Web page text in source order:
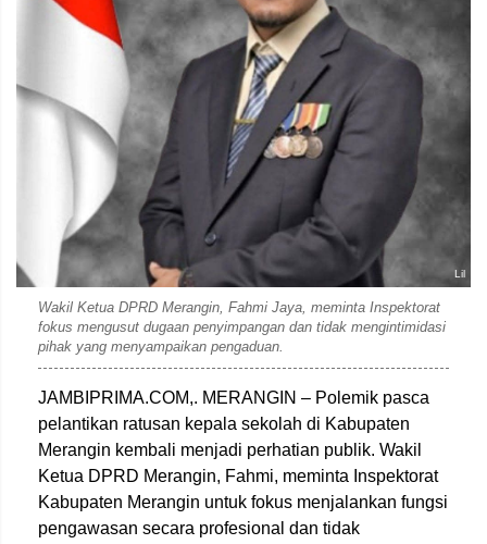
Lil
Wakil Ketua DPRD Merangin, Fahmi Jaya, meminta Inspektorat
fokus mengusut dugaan penyimpangan dan tidak mengintimidasi
pihak yang menyampaikan pengaduan.
JAMBIPRIMA.COM,. MERANGIN – Polemik pasca
pelantikan ratusan kepala sekolah di Kabupaten
Merangin kembali menjadi perhatian publik. Wakil
Ketua DPRD Merangin, Fahmi, meminta Inspektorat
Kabupaten Merangin untuk fokus menjalankan fungsi
pengawasan secara profesional dan tidak